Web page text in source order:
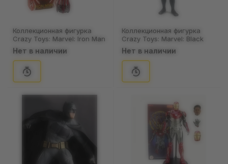
Коллекционная фигурка
Crazy Toys: Marvel: Iron Man
(Mark 50), (44407)
Нет в наличии
Коллекционная фигурка
Crazy Toys: Marvel: Black
Panther: Black Panther,
(44361)
Нет в наличии